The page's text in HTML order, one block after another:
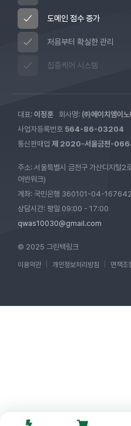
도메인 점수 증가
처음부터 확실한 관리
집중케어 시스템
대표: 이정훈 회사명: ㈜에이치엠이노
사업자등록번호 564-86-03204
통신판매업 제 2020-서울금천-
주소: 서울특별시 금천구 가산디지털
어반워크)
계좌: 국민은행 360101-04-167642
상담시간: 평일 09:00 - 17:00
qwas10030@gmail.com
© 2025 그린백링크
이용약관 개인정보처리방침 면책조